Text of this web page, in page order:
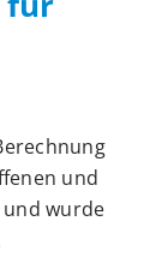
und
und wurde